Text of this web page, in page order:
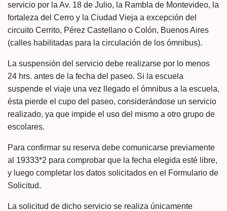
servicio por la Av. 18 de Julio, la Rambla de Montevideo, la
fortaleza del Cerro y la Ciudad Vieja a excepción del
circuito Cerrito, Pérez Castellano o Colón, Buenos Aires
(calles habilitadas para la circulación de los ómnibus).
La suspensión del servicio debe realizarse por lo menos
24 hrs. antes de la fecha del paseo. Si la escuela
suspende el viaje una vez llegado el ómnibus a la escuela,
ésta pierde el cupo del paseo, considerándose un servicio
realizado, ya que impide el uso del mismo a otro grupo de
escolares.
Para confirmar su reserva debe comunicarse previamente
al 19333*2 para comprobar que la fecha elegida esté libre,
y luego completar los datos solicitados en el Formulario de
Solicitud.
La solicitud de dicho servicio se realiza únicamente